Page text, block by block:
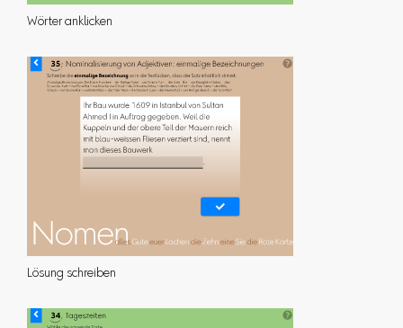
Wörter anklicken
Lösung schreiben